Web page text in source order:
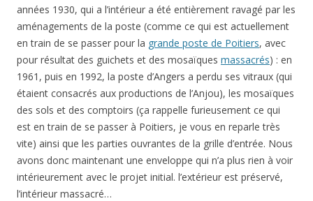
années 1930, qui a l’intérieur a été entièrement ravagé par les
aménagements de la poste (comme ce qui est actuellement
en train de se passer pour la grande poste de Poitiers, avec
pour résultat des guichets et des mosaïques massacrés) : en
1961, puis en 1992, la poste d’Angers a perdu ses vitraux (qui
étaient consacrés aux productions de l’Anjou), les mosaïques
des sols et des comptoirs (ça rappelle furieusement ce qui
est en train de se passer à Poitiers, je vous en reparle très
vite) ainsi que les parties ouvrantes de la grille d’entrée. Nous
avons donc maintenant une enveloppe qui n’a plus rien à voir
intérieurement avec le projet initial. l’extérieur est préservé,
l’intérieur massacré…